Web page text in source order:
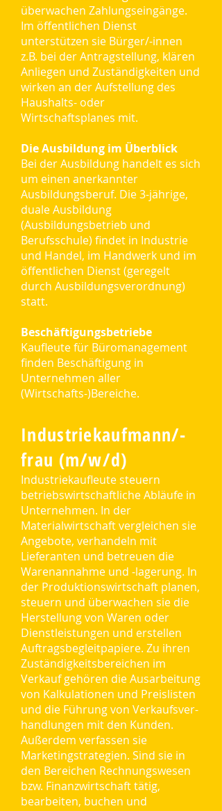
überwachen Zahlungseingänge.
Im öffentlichen Dienst
unterstützen sie Bürger/-innen
z.B. bei der Antragstellung, klären
Anliegen und Zuständigkeiten und
wirken an der Aufstellung des
Haushalts- oder
Wirtschaftsplanes mit.
Die Ausbildung im Überblick
Bei der Ausbildung handelt es sich
um einen anerkannter
Ausbildungsberuf. Die 3-jährige,
duale Ausbildung
(Ausbildungsbetrieb und
Berufsschule) findet in Industrie
und Handel, im Handwerk und im
öffentlichen Dienst (geregelt
durch Ausbildungsverordnung)
statt.
Beschäftigungsbetriebe
Kaufleute für Büromanagement
finden Beschäftigung in
Unternehmen aller
(Wirtschafts-)Bereiche.
Industriekaufmann/-
frau (m/w/d)
Industriekaufleute steuern
betriebswirtschaftliche Abläufe in
Unternehmen. In der
Materialwirtschaft vergleichen sie
Angebote, verhandeln mit
Lieferanten und betreuen die
Warenannahme und ‑lagerung. In
der Produktionswirtschaft planen,
steuern und überwachen sie die
Herstellung von Waren oder
Dienstleistungen und erstellen
Auftragsbegleitpapiere. Zu ihren
Zuständigkeitsbereichen im
Verkauf gehören die Ausarbeitung
von Kalkulationen und Preislisten
und die Führung von Verkaufsver-
handlungen mit den Kunden.
Außerdem verfassen sie
Marketingstrategien. Sind sie in
den Bereichen Rechnungswesen
bzw. Finanzwirtschaft tätig,
bearbeiten, buchen und